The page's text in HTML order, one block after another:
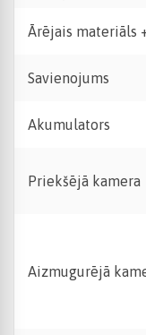
Ārējais materiāls
Savienojums
Akumulators
Priekšējā kamera
Aizmugurējā